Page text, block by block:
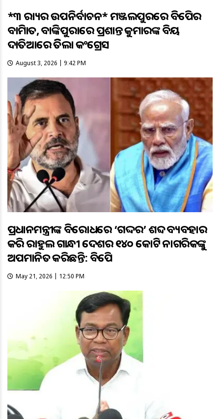
*୩ ରାଜ୍ୟର ଉପନିର୍ବାଚନ* ମଞ୍ଜଲପୁରରେ ବିଜେପିର
ବାଜିମାତ, ବାଙ୍କିପୁରାରେ ପ୍ରଶାନ୍ତ କୁମାରଙ୍କ ବିଜୟ
ଦାତିଆରେ ଜିତିଲା କଂଗ୍ରେସ
August 3, 2026 | 9:42 PM
ପ୍ରଧାନମନ୍ତ୍ରୀଙ୍କ ବିରୋଧରେ ‘ଗଦ୍ଦର’ ଶବ୍ଦ ବ୍ୟବହାର
କରି ରାହୁଲ ଗାନ୍ଧୀ ଦେଶର ୧୪୦ କୋଟି ନାଗରିକଙ୍କୁ
ଅପମାନିତ କରିଛନ୍ତି: ବିଜେପି
May 21, 2026 | 12:50 PM